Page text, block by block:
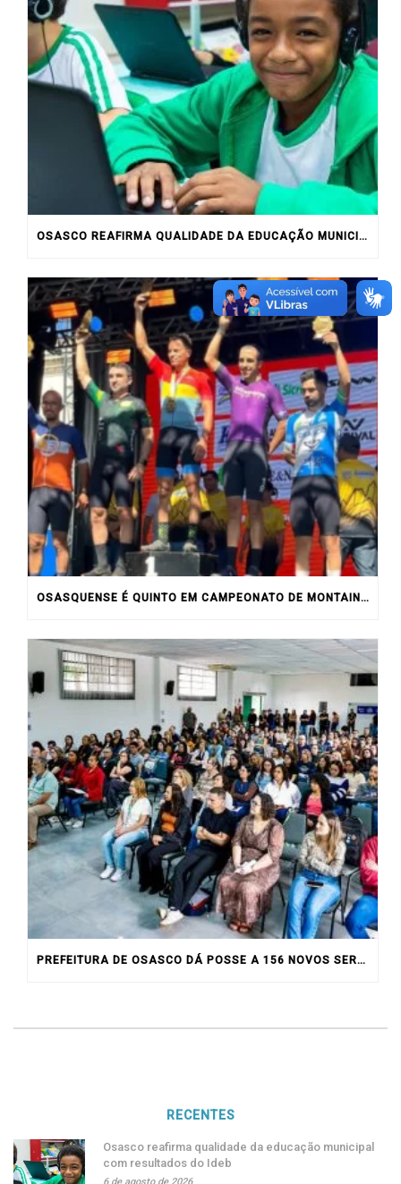
OSASCO REAFIRMA QUALIDADE DA EDUCAÇÃO MUNICIPAL COM RESULTADOS DO IDEB
OSASQUENSE É QUINTO EM CAMPEONATO DE MONTAIN BIKE NO INTERIOR DO ESTADO
PREFEITURA DE OSASCO DÁ POSSE A 156 NOVOS SERVIDORES
RECENTES
Osasco reafirma qualidade da educação municipal
com resultados do Ideb
6 de agosto de 2026